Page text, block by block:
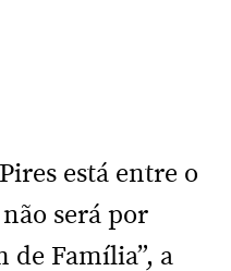
está entre o
será por
de Família”, a